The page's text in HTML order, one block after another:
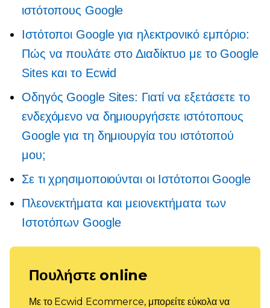
ιστότοπους Google
Ιστότοποι Google για ηλεκτρονικό εμπόριο:
Πώς να πουλάτε στο Διαδίκτυο με το Google
Sites και το Ecwid
Οδηγός Google Sites: Γιατί να εξετάσετε το
ενδεχόμενο να δημιουργήσετε ιστότοπους
Google για τη δημιουργία του ιστότοπού
μου;
Σε τι χρησιμοποιούνται οι Ιστότοποι Google
Πλεονεκτήματα και μειονεκτήματα των
Ιστοτόπων Google
Πουλήστε online
Με το Ecwid Ecommerce, μπορείτε εύκολα να